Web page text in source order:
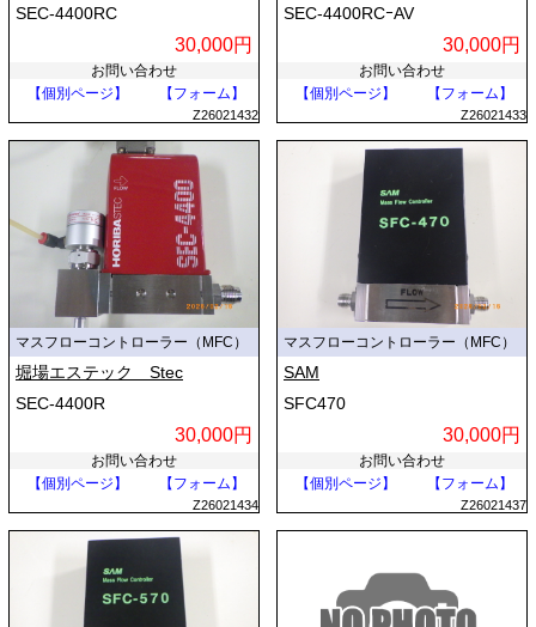
SEC-4400RC
30,000円
お問い合わせ
【個別ページ】
【フォーム】
Z26021432
SEC-4400RCｰAV
30,000円
お問い合わせ
【個別ページ】
【フォーム】
Z26021433
マスフローコントローラー（MFC）
堀場エステック Stec
SEC-4400R
30,000円
お問い合わせ
【個別ページ】
【フォーム】
Z26021434
マスフローコントローラー（MFC）
SAM
SFC470
30,000円
お問い合わせ
【個別ページ】
【フォーム】
Z26021437